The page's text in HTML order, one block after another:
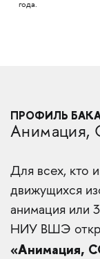
года.
ПРОФИЛЬ
Анимация,
Для всех, кто
движущихся
анимация или
НИУ ВШЭ
«Анимация,